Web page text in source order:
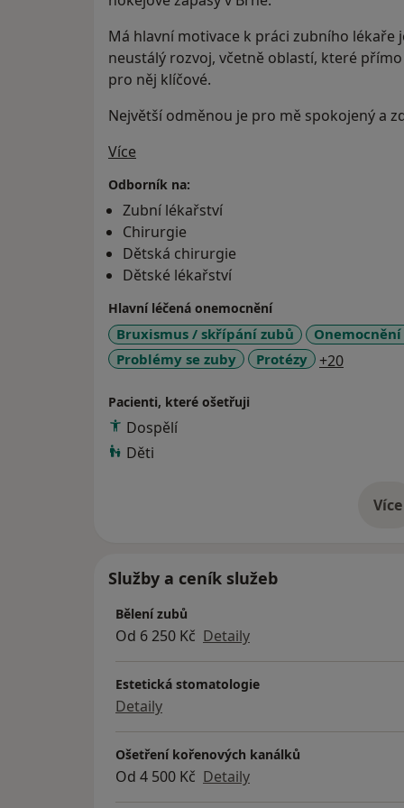
Má hlavní motivace k práci zubního lékaře
neustálý rozvoj, včetně oblastí, které
pro něj klíčové.
Největší odměnou je pro mě spokojený a
Více
Odborník na:
Zubní lékařství
Chirurgie
Dětská chirurgie
Dětské lékařství
Hlavní léčená onemocnění
Bruxismus / skřípání zubů
Problémy se zuby
Protézy +20
Pacienti, které ošetřuji
Dospělí
Děti
Více
o
Služby a ceník služeb
Bělení zubů
Od 6 250 Kč Detaily
Estetická stomatologie
Detaily
Ošetření kořenových kanálků
Od 4 500 Kč Detaily